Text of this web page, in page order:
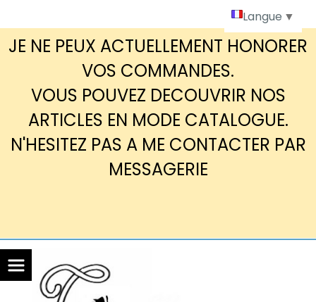
JE NE PEUX ACTUELLEMENT HONORER
VOS COMMANDES.
VOUS POUVEZ DECOUVRIR NOS
ARTICLES EN MODE CATALOGUE.
N'HESITEZ PAS A ME CONTACTER PAR
MESSAGERIE
Langue ▼